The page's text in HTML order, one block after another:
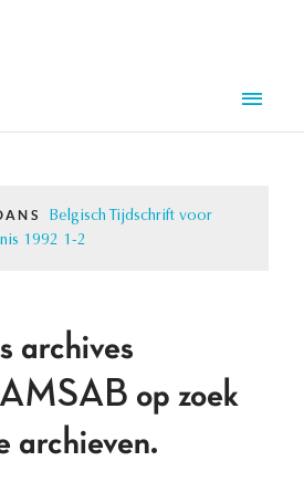
Belgisch Tijdschrift voor
1992 1-2
archives
op zoek
archieven.